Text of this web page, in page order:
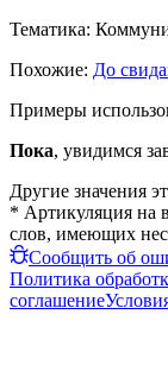
Тематика:
Похожие: До
Примеры
Пока, увидимся
Другие значения
* Артикуляция на
слов, имеющих
Сообщить об
Политика
соглашение